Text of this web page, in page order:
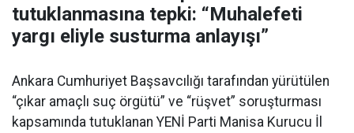
tutuklanmasına tepki: “Muhalefeti
yargı eliyle susturma anlayışı”
Ankara Cumhuriyet Başsavcılığı tarafından yürütülen
“çıkar amaçlı suç örgütü” ve “rüşvet” soruşturması
kapsamında tutuklanan YENİ Parti Manisa Kurucu İl